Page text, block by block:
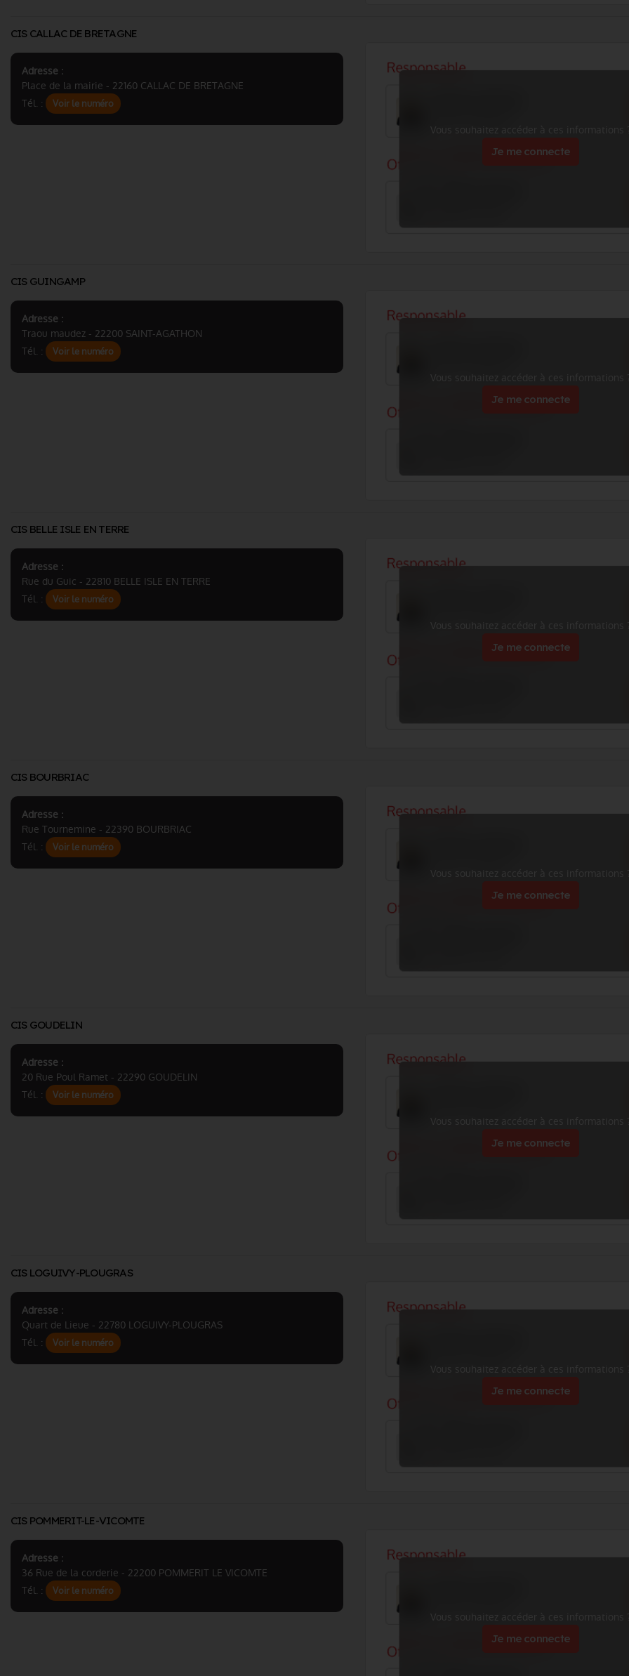
CIS CALLAC DE BRETAGNE
Adresse :
Place de la mairie - 22160 CALLAC DE BRETAGNE
Tél. :
Voir le numéro
Vous souhaitez accéder à ces informations
Je me connecte
CIS GUINGAMP
Adresse :
Traou maudez - 22200 SAINT-AGATHON
Tél. :
Voir le numéro
Vous souhaitez accéder à ces informations
Je me connecte
CIS BELLE ISLE EN TERRE
Adresse :
Rue du Guic - 22810 BELLE ISLE EN TERRE
Tél. :
Voir le numéro
Vous souhaitez accéder à ces informations
Je me connecte
CIS BOURBRIAC
Adresse :
Rue Tournemine - 22390 BOURBRIAC
Tél. :
Voir le numéro
Vous souhaitez accéder à ces informations
Je me connecte
CIS GOUDELIN
Adresse :
20 Rue Poul Ramet - 22290 GOUDELIN
Tél. :
Voir le numéro
Vous souhaitez accéder à ces informations
Je me connecte
CIS LOGUIVY-PLOUGRAS
Adresse :
Quart de Lieue - 22780 LOGUIVY-PLOUGRAS
Tél. :
Voir le numéro
Vous souhaitez accéder à ces informations
Je me connecte
CIS POMMERIT-LE-VICOMTE
Adresse :
36 Rue de la corderie - 22200 POMMERIT LE VICOMTE
Tél. :
Voir le numéro
Vous souhaitez accéder à ces informations
Je me connecte